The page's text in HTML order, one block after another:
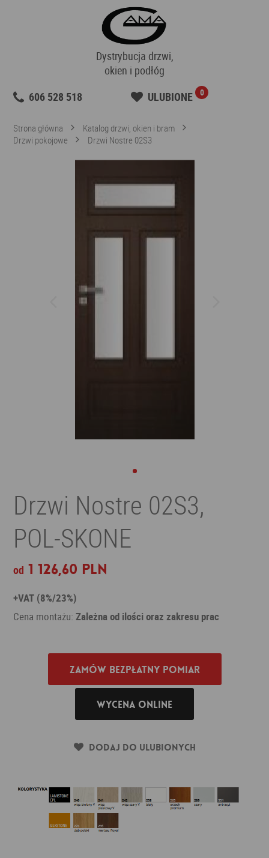
Dystrybucja drzwi,
okien i podłóg
606 528 518
ULUBIONE 0
Strona główna
Katalog drzwi, okien i bram
Drzwi pokojowe
Drzwi Nostre 02S3
Drzwi Nostre 02S3,
POL-SKONE
od 1 126,60 PLN
+VAT (8%/23%)
Cena montażu:Zależna od ilości oraz zakresu prac
Zamów bezpłatny pomiar
Wycena online
Dodaj do ulubionych